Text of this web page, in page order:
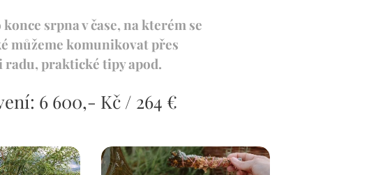
srpna v čase, na kterém se
můžeme komunikovat přes
praktické tipy apod.
6 600,- Kč / 264 €